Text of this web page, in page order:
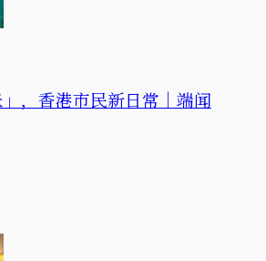
」，香港市民新日常｜端闻